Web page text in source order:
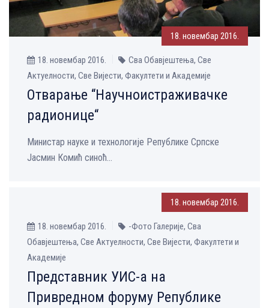
18. новембар 2016.
18. новембар 2016.
Сва Обавјештења, Све
Aктуелности, Све Вијести, Факултети и Академије
Отварање “Научноистраживачке
радионице“
Министар науке и технологије Републике Српске
Јасмин Комић синоћ...
18. новембар 2016.
18. новембар 2016.
-Фото Галерије, Сва
Обавјештења, Све Aктуелности, Све Вијести, Факултети и
Академије
Представник УИС-а на
Привредном форуму Републике